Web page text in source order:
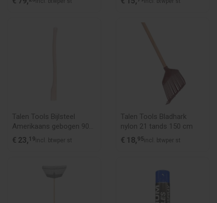
Talen Tools Bijlsteel
Amerikaans gebogen 90
cm
€ 23,19incl. btwper st
Talen Tools Bladhark
nylon 21 tands 150 cm
€ 18,95incl. btwper st